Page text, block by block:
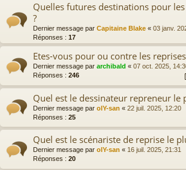
Quelles futures destinations pour
?
Dernier message par Capitaine Blake « 03 janv.
Réponses : 17
Etes-vous pour ou contre les
Dernier message par archibald « 07 oct. 2025,
Réponses : 246
Quel est le dessinateur repreneur le
Dernier message par olY-san « 22 juil. 2025, 12:20
Réponses : 25
Quel est le scénariste de reprise le
Dernier message par olY-san « 16 juil. 2025, 21:31
Réponses : 20